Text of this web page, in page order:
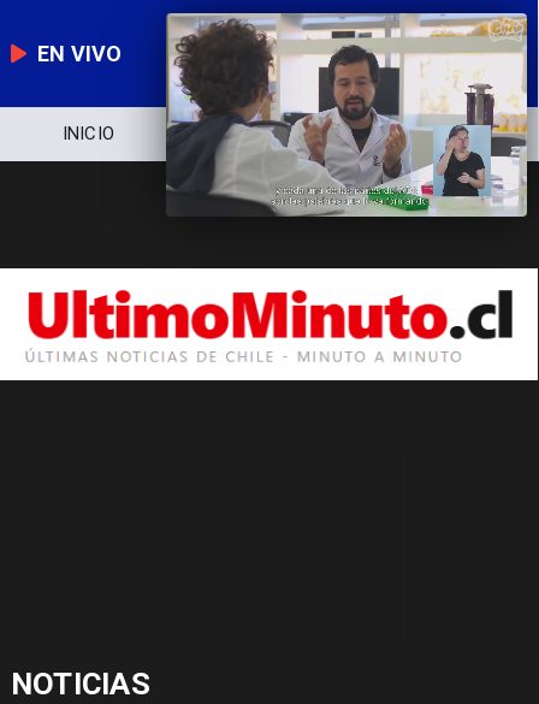
EN VIVO
INICIO NOTICIERO POLÍTICA
NOTICIAS